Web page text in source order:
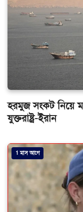
হরমুজ সংকট নিয়ে
যুক্তরাষ্ট্র-ইরান
1 মাস আগে